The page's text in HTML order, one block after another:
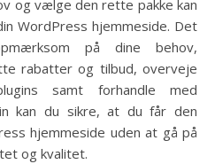
og vælge den rette pakke kan
WordPress hjemmeside. Det
på dine behov,
rabatter og tilbud, overveje
samt forhandle med
kan du sikre, at du får den
hjemmeside uden at gå på
og kvalitet.